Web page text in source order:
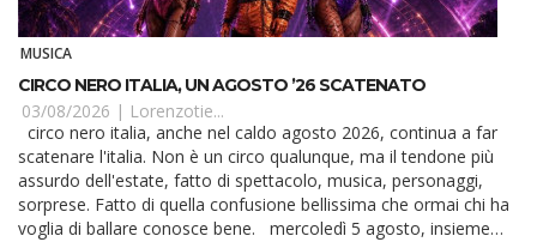
MUSICA
CIRCO NERO ITALIA, UN AGOSTO ’26 SCATENATO
03/08/2026 | Lorenzotie...
scatenare l'italia. Non è un circo qualunque, ma il tendone più
assurdo dell'estate, fatto di spettacolo, musica, personaggi,
sorprese. Fatto di quella confusione bellissima che ormai chi ha
voglia di ballare conosce bene. mercoledì 5 agosto, insieme